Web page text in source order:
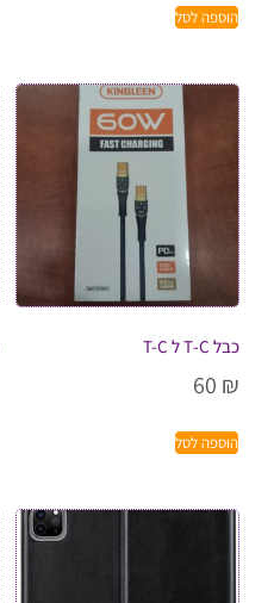
הוספה לסל
כבל T-C ל T-C
60 ₪
הוספה לסל